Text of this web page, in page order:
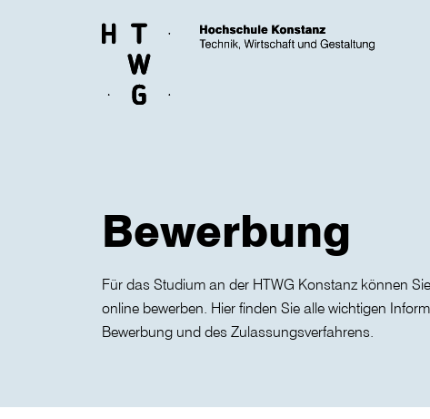
Bewerbung
Für das Studium an der HTWG Konstanz können
online bewerben. Hier finden Sie alle wichtigen
Bewerbung und des Zulassungsverfahrens.